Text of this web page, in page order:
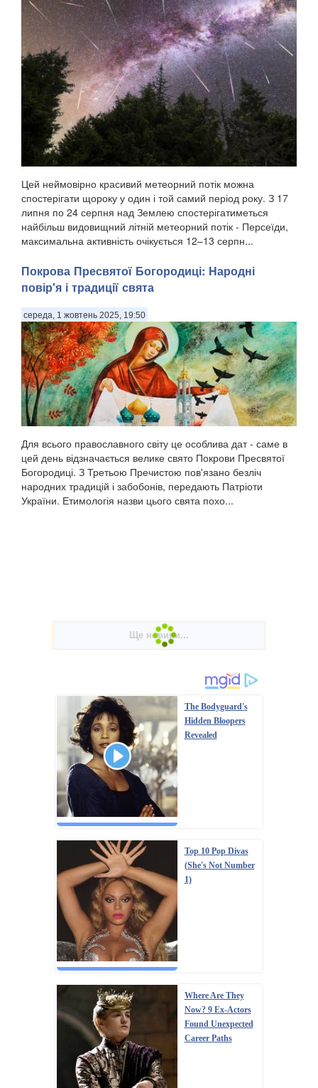
Цей неймовірно красивий метеорний потік можна
спостерігати щороку у один і той самий період року. З 17
липня по 24 серпня над Землею спостерігатиметься
найбільш видовищний літній метеорний потік - Персеїди,
максимальна активність очікується 12–13 серпн...
Покрова Пресвятої Богородиці: Народні
повір'я і традиції свята
середа, 1 жовтень 2025, 19:50
Для всього православного світу це особлива дат - саме в
цей день відзначається велике свято Покрови Пресвятої
Богородиці. З Третьою Пречистою пов'язано безліч
народних традицій і забобонів, передають Патріоти
України. Етимологія назви цього свята похо...
The Bodyguard's
Hidden Bloopers
Revealed
Top 10 Pop Divas
(She's Not Number
1)
Where Are They
Now? 9 Ex-Actors
Found Unexpected
Career Paths